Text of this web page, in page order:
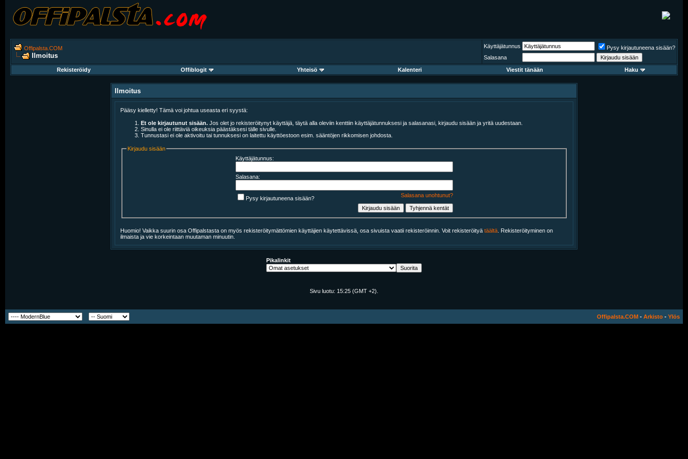
Offipalsta.COM
Ilmoitus
Käyttäjätunnus
Pysy kirjautuneena sisään?
Salasana
Rekisteröidy
Offiblogit Yhteisö Kalenteri Viestit tänään Haku
Ilmoitus
Pääsy kielletty! Tämä voi johtua useasta eri syystä:
Et ole kirjautunut sisään. Jos olet jo rekisteröitynyt käyttäjä, täytä alla oleviin kenttiin käyttäjätunnuksesi ja salasanasi, kirjaudu sisään ja yritä uudestaan.
Sinulla ei ole riittäviä oikeuksia päästäksesi tälle sivulle.
Tunnustasi ei ole aktivoitu tai tunnuksesi on laitettu käyttöestoon esim. sääntöjen rikkomisen johdosta.
Kirjaudu sisään
Käyttäjätunnus:
Salasana:
Salasana unohtunut?
Pysy kirjautuneena sisään?
Huomio! Vaikka suurin osa Offipalstasta on myös rekisteröitymättömien käyttäjien käytettävissä, osa sivuista vaatii rekisteröinnin. Voit rekisteröityä täältä . Rekisteröityminen on
ilmaista ja vie korkeintaan muutaman minuutin.
Pikalinkit
Sivu luotu: 15:25 (GMT +2).
Offipalsta.COM - Arkisto - Ylös